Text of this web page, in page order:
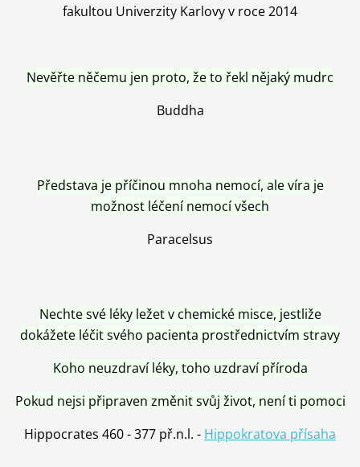
fakultou Univerzity Karlovy v roce 2014
Nevěřte něčemu jen proto, že to řekl nějaký mudrc
Buddha
Představa je příčinou mnoha nemocí, ale víra je
možnost léčení nemocí všech
Paracelsus
Nechte své léky ležet v chemické misce, jestliže
dokážete léčit svého pacienta prostřednictvím stravy
Koho neuzdraví léky, toho uzdraví příroda
Pokud nejsi připraven změnit svůj život, není ti pomoci
Hippocrates 460 - 377 př.n.l. - Hippokratova přísaha